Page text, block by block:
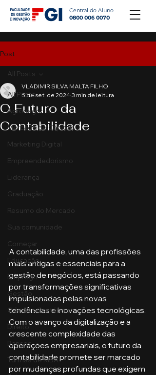
Central do Aluno
0800 006 0070
Post
All Posts
Agronegócio
Mercado de Capitais
Marketing Digital
Empreendedorismo
Liderança
Graduação
Resumo do Mercado
Sua comunidade
Começar
Educação
Emprego
Gestão
Ciências Contábeis
Direito
Bancos
Turmas de MBA
All Posts
O Futuro da
Contabilidade
VLADIMIR SILVA MALTA FILHO
5 de set. de 2024 3 min de leitura
A contabilidade, uma das profissões
mais antigas e essenciais para a
gestão de negócios, está passando
por transformações significativas
impulsionadas pelas novas
tendências e inovações tecnológicas.
Com o avanço da digitalização e a
crescente complexidade das
operações empresariais, o futuro da
contabilidade promete ser marcado
por mudanças profundas que exigem